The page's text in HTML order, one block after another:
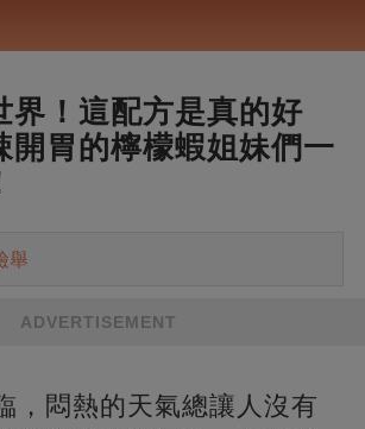
界！這配方是真的好
開胃的檸檬蝦姐妹們一
舉
ADVERTISEMENT
，悶熱的天氣總讓人沒有